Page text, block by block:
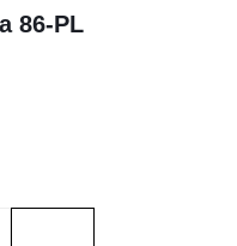
86-PL